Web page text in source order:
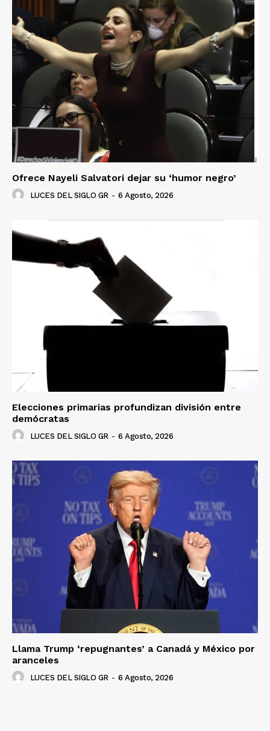
Luces
Del Siglo
Ofrece Nayeli Salvatori dejar su ‘humor negro’
LUCES DEL SIGLO GR - 6 Agosto, 2026
Elecciones primarias profundizan división entre
demócratas
LUCES DEL SIGLO GR - 6 Agosto, 2026
Llama Trump ‘repugnantes’ a Canadá y México por
aranceles
LUCES DEL SIGLO GR - 6 Agosto, 2026